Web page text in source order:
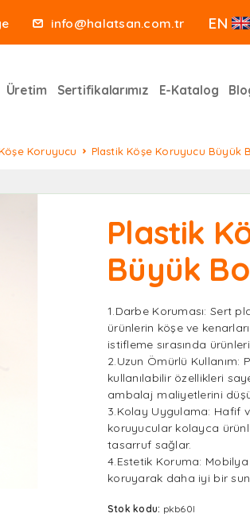
info@halatsan.com.tr EN
Üretim Sertifikalarımız E-Katalog
Koruyucu Plastik Köşe Koruyucu Büyük
Plastik
Büyük
1.Darbe Koruması: Sert
ürünlerin köşe ve
istifleme sırasında
2.Uzun Ömürlü Kullanım:
kullanılabilir özellikleri
ambalaj maliyetlerini
3.Kolay Uygulama: Hafif
koruyucular kolayca
tasarruf sağlar.
4.Estetik Koruma:
koruyarak daha iyi bir
Stok kodu: pkb60l